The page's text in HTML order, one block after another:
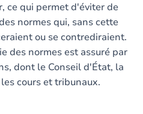
ce qui permet d'éviter de
normes qui, sans cette
ou se contrediraient.
des normes est assuré par
dont le Conseil d'État, la
cours et tribunaux.